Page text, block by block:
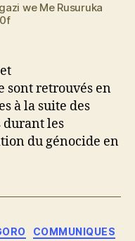
we Me Rusuruka
sont retrouvés en
à la suite des
durant les
du génocide en
COMMUNIQUES